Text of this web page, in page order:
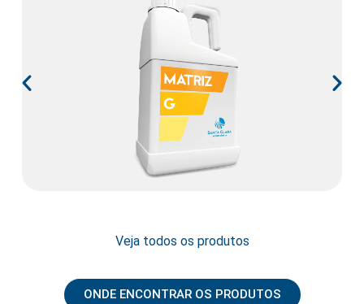
Veja todos os produtos
ONDE ENCONTRAR OS PRODUTOS